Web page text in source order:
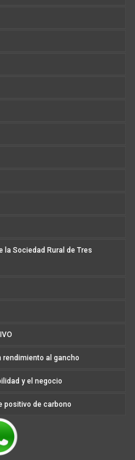
la Sociedad Rural de Tres
rendimiento al gancho
y el negocio
positivo de carbono